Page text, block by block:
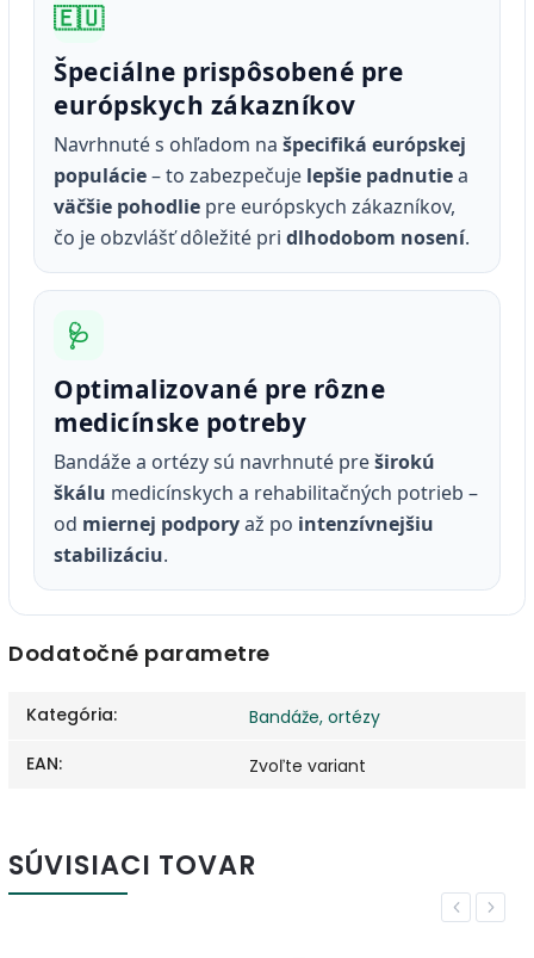
🇪🇺
Špeciálne prispôsobené pre
európskych zákazníkov
Navrhnuté s ohľadom na špecifiká európskej
populácie– to zabezpečuje lepšie padnutiea
väčšie pohodlie pre európskych zákazníkov,
čo je obzvlášť dôležité pri dlhodobom nosení.
🩺
Optimalizované pre rôzne
medicínske potreby
Bandáže a ortézy sú navrhnuté preširokú
škálu medicínskych a rehabilitačných potrieb –
od miernej podporyaž po intenzívnejšiu
stabilizáciu.
Dodatočné parametre
Kategória:
Bandáže, ortézy
EAN: Zvoľte variant
SÚVISIACI TOVAR
Previous
Next